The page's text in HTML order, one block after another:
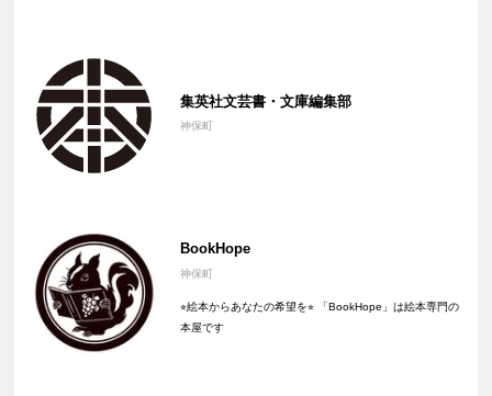
集英社文芸書・文庫編集部
神保町
BookHope
神保町
⭐︎絵本からあなたの希望を⭐︎ 「BookHope」は絵本専門の
本屋です